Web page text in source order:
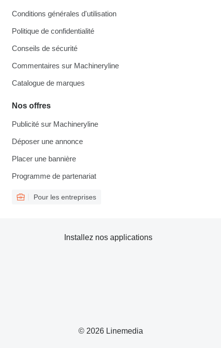
Conditions générales d'utilisation
Politique de confidentialité
Conseils de sécurité
Commentaires sur Machineryline
Catalogue de marques
Nos offres
Publicité sur Machineryline
Déposer une annonce
Placer une bannière
Programme de partenariat
Pour les entreprises
© 2026 Linemedia
Installez nos applications